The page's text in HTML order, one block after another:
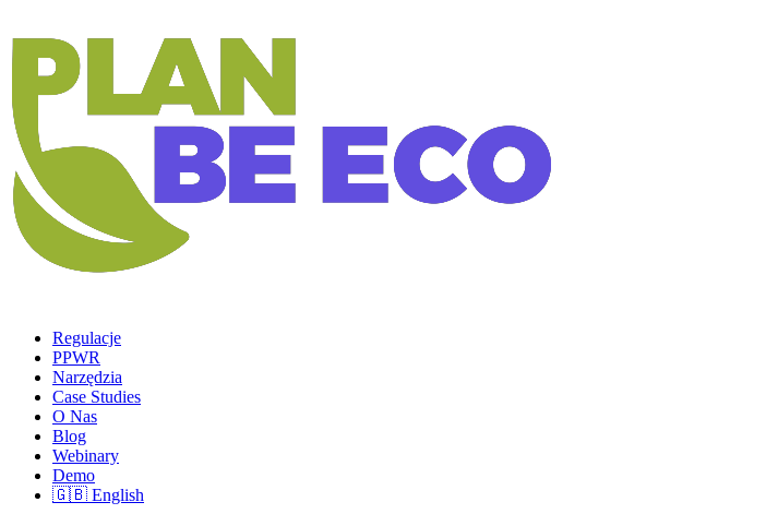
Regulacje
PPWR
Narzędzia
Case Studies
O Nas
Blog
Webinary
Demo
🇬🇧 English